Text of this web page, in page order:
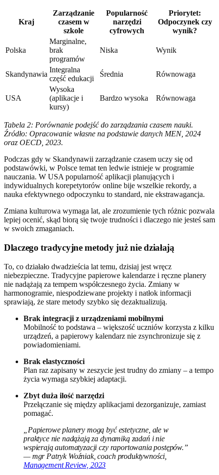
Kraj
Zarządzanie
czasem w
szkole
Popularność
narzędzi
cyfrowych
Priorytet:
Odpoczynek czy
wynik?
Polska
Marginalne,
brak
programów
Niska Wynik
Skandynawia
Integralna
część edukacji
Średnia Równowaga
USA
Wysoka
(aplikacje i
kursy)
Bardzo wysoka Równowaga
Tabela 2: Porównanie podejść do zarządzania czasem nauki.
Źródło: Opracowanie własne na podstawie danych MEN, 2024
oraz OECD, 2023.
Podczas gdy w Skandynawii zarządzanie czasem uczy się od
podstawówki, w Polsce temat ten ledwie istnieje w programie
nauczania. W USA popularność aplikacji planujących i
indywidualnych korepetytorów online bije wszelkie rekordy, a
nauka efektywnego odpoczynku to standard, nie ekstrawagancja.
Zmiana kulturowa wymaga lat, ale zrozumienie tych różnic pozwala
lepiej ocenić, skąd biorą się twoje trudności i dlaczego nie jesteś sam
w swoich zmaganiach.
Dlaczego tradycyjne metody już nie działają
To, co działało dwadzieścia lat temu, dzisiaj jest wręcz
niebezpieczne. Tradycyjne papierowe kalendarze i ręczne planery
nie nadążają za tempem współczesnego życia. Zmiany w
harmonogramie, niespodziewane projekty i natłok informacji
sprawiają, że stare metody szybko się dezaktualizują.
Brak integracji z urządzeniami mobilnymi
Mobilność to podstawa – większość uczniów korzysta z kilku
urządzeń, a papierowy kalendarz nie zsynchronizuje się z
powiadomieniami.
Brak elastyczności
Plan raz zapisany w zeszycie jest trudny do zmiany – a tempo
życia wymaga szybkiej adaptacji.
Zbyt duża ilość narzędzi
Przełączanie się między aplikacjami dezorganizuje, zamiast
pomagać.
„Papierowe planery mogą być estetyczne, ale w
praktyce nie nadążają za dynamiką zadań i nie
wspierają automatyzacji czy raportowania postępów.”
— mgr Patryk Woźniak, coach produktywności,
Management Review, 2023